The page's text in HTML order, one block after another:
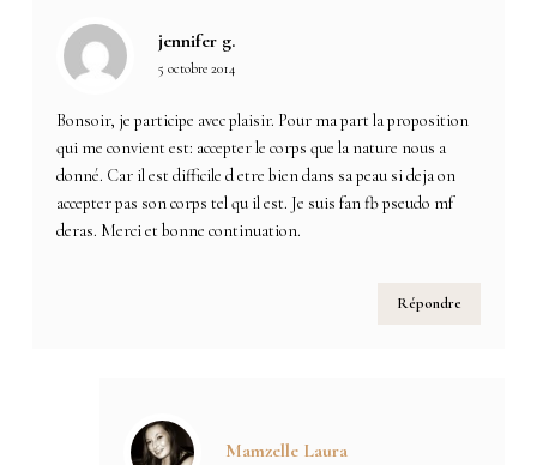
jennifer g.
5 octobre 2014
Bonsoir, je participe avec plaisir. Pour ma part la proposition
qui me convient est: accepter le corps que la nature nous a
donné. Car il est difficile d etre bien dans sa peau si deja on
accepter pas son corps tel qu il est. Je suis fan fb pseudo mf
deras. Merci et bonne continuation.
Répondre
Mamzelle Laura